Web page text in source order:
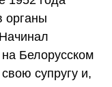
органы
Белорусском
супругу и,